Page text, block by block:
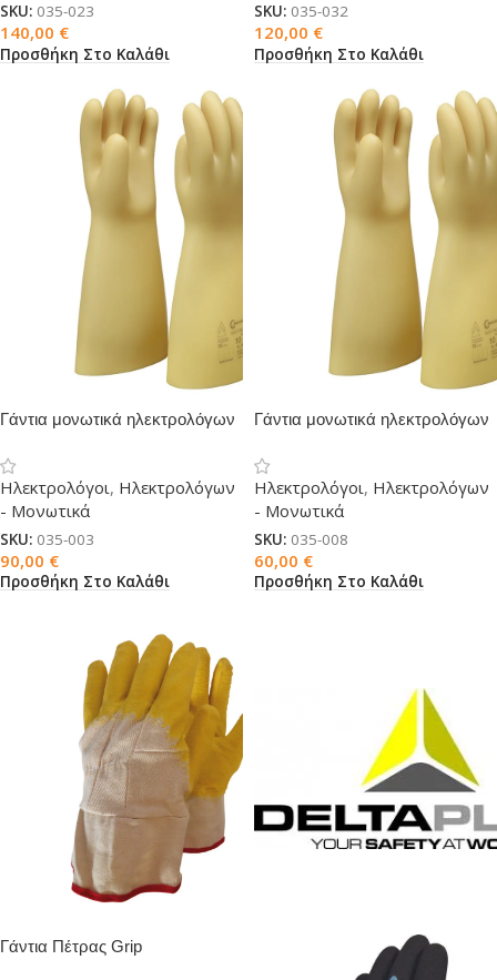
SKU: 035-023
140,00 €
Προσθήκη Στο Καλάθι
SKU: 035-032
120,00 €
Προσθήκη Στο Καλάθι
Γάντια μονωτικά ηλεκτρολόγων
Ηλεκτρολόγοι, Ηλεκτρολόγων
- Μονωτικά
SKU: 035-003
90,00 €
Προσθήκη Στο Καλάθι
Γάντια μονωτικά ηλεκτρολόγων
Ηλεκτρολόγοι, Ηλεκτρολόγων
- Μονωτικά
SKU: 035-008
60,00 €
Προσθήκη Στο Καλάθι
Γάντια Πέτρας Grip